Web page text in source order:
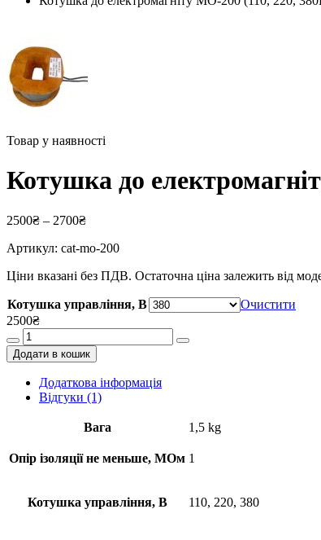
Товар у наявності
Котушка до
2500₴ – 2700₴
Артикул: cat-mo-200
Ціни вказані без ПДВ. Остаточна ціна залежить від
Котушка управління, В
Очистити
2500₴
Котушка
до
електромагніту
МО-200
(110,
Додати в кошик
Додаткова інформація
Відгуки (1)
Вага 1,5 kg
Опір ізоляції не меньше, МОм 1
Котушка управління, В 110, 220, 380